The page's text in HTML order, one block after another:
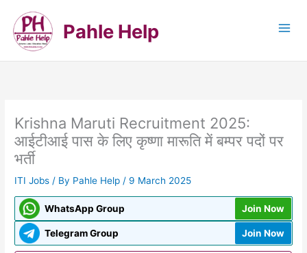
content
Pahle Help
Krishna Maruti Recruitment 2025:
आईटीआई पास के लिए कृष्णा मारूति में बम्पर पदों पर
भर्ती
ITI Jobs / By Pahle Help / 9 March 2025
WhatsApp Group Join Now
Telegram Group Join Now